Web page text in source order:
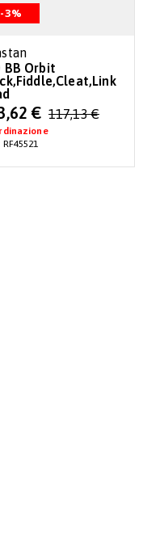
-3%
BB Orbit
€ 117,13 €
RF45521